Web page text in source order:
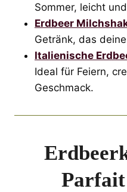
Sommer, leicht
Erdbeer
Getränk, das
Italienische
Ideal für Feiern,
Geschmack.
Parfait